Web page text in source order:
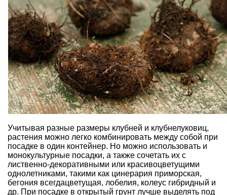
Учитывая разные размеры клубней и клубнелуковиц,
растения можно легко комбинировать между собой при
посадке в один контейнер. Но можно использовать и
монокультурные посадки, а также сочетать их с
лиственно-декоративными или красивоцветущими
однолетниками, такими как цинерария приморская,
бегония всегдацветущая, лобелия, колеус гибридный и
др. При посадке в открытый грунт лучше выделять под